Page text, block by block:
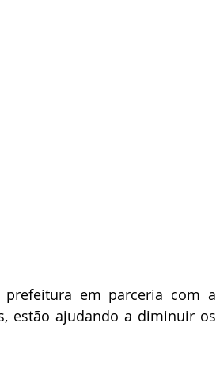
em parceria com a
estão ajudando a diminuir os